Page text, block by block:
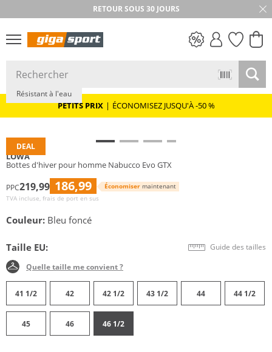
RETOUR SOUS 30 JOURS
PETITS PRIX
PETITS PRIX | ÉCONOMISEZ JUSQU'À -50 %
DEAL
Durable
GORE-TEX
Résistant à l'eau
LOWA
Bottes d'hiver pour homme Nabucco Evo GTX
PPC219,99 186,99 Économiser maintenant
TVA incluse, frais de port en sus
Couleur: Bleu foncé
Taille EU: Guide des tailles
Quelle taille me convient ?
41 1/2 42 42 1/2 43 1/2 44 44 1/2
45 46 46 1/2